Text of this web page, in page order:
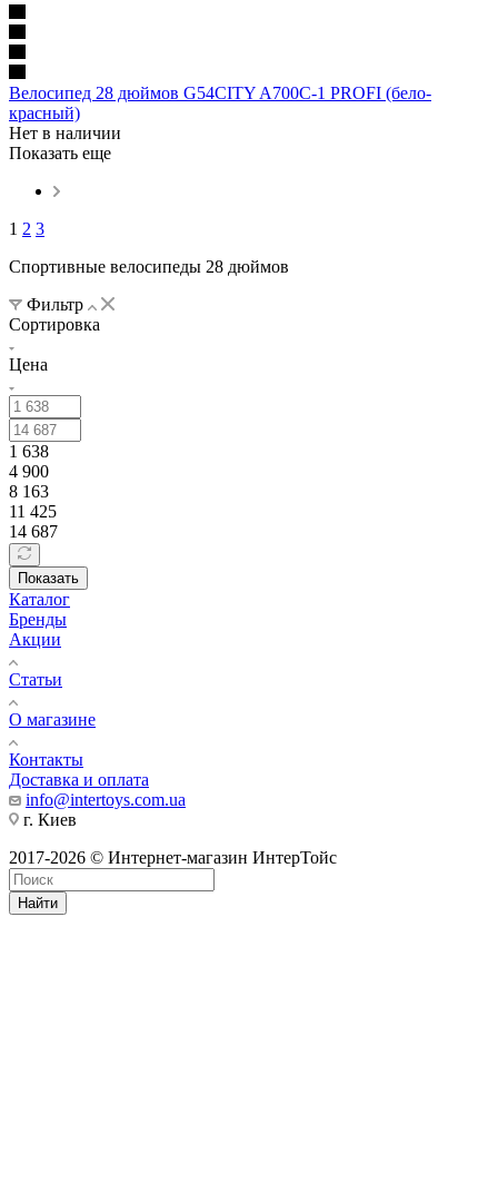
Велосипед 28 дюймов G54CITY A700C-1 PROFI (бело-
красный)
Нет в наличии
Показать еще
1 2 3
Спортивные велосипеды 28 дюймов
Фильтр
Сортировка
Цена
1 638
4 900
8 163
11 425
14 687
Показать
Каталог
Бренды
Акции
Статьи
О магазине
Контакты
Доставка и оплата
info@intertoys.com.ua
г. Киев
2017-2026 © Интернет-магазин ИнтерТойс
Найти